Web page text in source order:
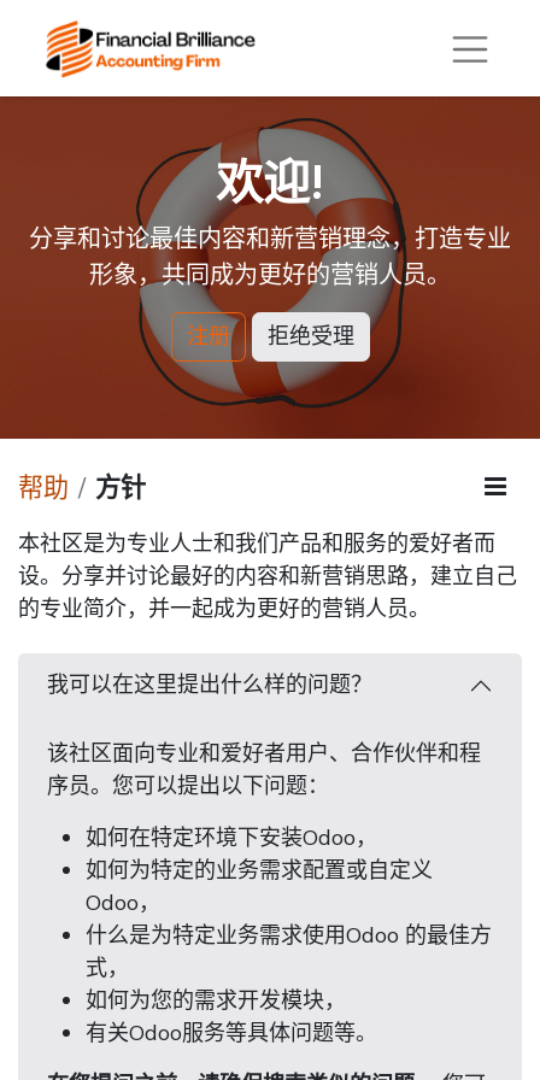
欢迎!
分享和讨论最佳内容和新营销理念，打造专业
形象，共同成为更好的营销人员。
注册 拒绝受理
帮助 方针
本社区是为专业人士和我们产品和服务的爱好者而
设。分享并讨论最好的内容和新营销思路，建立自己
的专业简介，并一起成为更好的营销人员。
我可以在这里提出什么样的问题？
该社区面向专业和爱好者用户、合作伙伴和程
序员。您可以提出以下问题：
如何在特定环境下安装Odoo，
如何为特定的业务需求配置或自定义
Odoo，
什么是为特定业务需求使用Odoo 的最佳方
式，
如何为您的需求开发模块，
有关Odoo服务等具体问题等。